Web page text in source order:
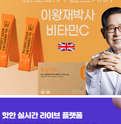
더보기
인기포토